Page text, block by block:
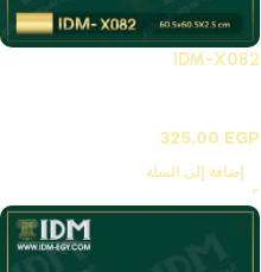
IDM-X082
325.00 EGP
إضافة إلى السلة